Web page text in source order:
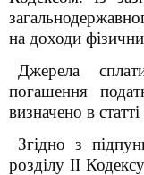
на доходи
Джерела
погашення
визначено в
Згідно з
розділу ІІ